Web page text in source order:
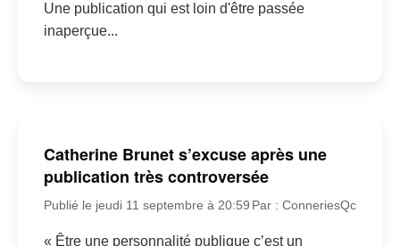
Une publication qui est loin d'être passée
inaperçue...
Catherine Brunet s’excuse après une
publication très controversée
Publié le jeudi 11 septembre à 20:59 Par : ConneriesQc
« Être une personnalité publique c’est un